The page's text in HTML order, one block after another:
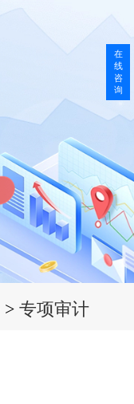
>专项审计
在
线
咨
询